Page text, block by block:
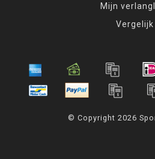
Mijn
Vergelijk
© Copyright 2026